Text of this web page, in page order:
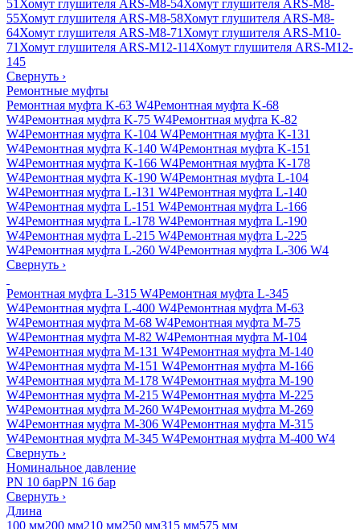
51 Хомут глушителя ARS-M8-54Хомут глушителя ARS-M8-
55Хомут глушителя ARS-M8-58Хомут глушителя ARS-M8-
64Хомут глушителя ARS-M8-71 Хомут глушителя ARS-M10-
71 Хомут глушителя ARS-M12-114Хомут глушителя ARS-M12-
145
Свернуть ›
Ремонтные муфты
Ремонтная муфта K-63 W4Ремонтная муфта K-68
W4Ремонтная муфта K-75 W4Ремонтная муфта K-82
W4Ремонтная муфта K-104 W4Ремонтная муфта K-131
W4Ремонтная муфта K-140 W4Ремонтная муфта K-151
W4Ремонтная муфта K-166 W4Ремонтная муфта K-178
W4Ремонтная муфта K-190 W4Ремонтная муфта L-104
W4Ремонтная муфта L-131 W4Ремонтная муфта L-140
W4Ремонтная муфта L-151 W4Ремонтная муфта L-166
W4Ремонтная муфта L-178 W4Ремонтная муфта L-190
W4Ремонтная муфта L-215 W4Ремонтная муфта L-225
W4Ремонтная муфта L-260 W4Ремонтная муфта L-306 W4
Свернуть ›
Ремонтная муфта L-315 W4Ремонтная муфта L-345
W4Ремонтная муфта L-400 W4Ремонтная муфта M-63
W4Ремонтная муфта M-68 W4Ремонтная муфта M-75
W4Ремонтная муфта M-82 W4Ремонтная муфта M-104
W4Ремонтная муфта M-131 W4Ремонтная муфта M-140
W4Ремонтная муфта M-151 W4Ремонтная муфта M-166
W4Ремонтная муфта M-178 W4Ремонтная муфта M-190
W4Ремонтная муфта M-215 W4Ремонтная муфта M-225
W4Ремонтная муфта M-260 W4Ремонтная муфта M-269
W4Ремонтная муфта M-306 W4Ремонтная муфта M-315
W4Ремонтная муфта M-345 W4Ремонтная муфта M-400 W4
Свернуть ›
Номинальное давление
PN 10 барPN 16 бар
Свернуть ›
Длина
100 мм200 мм210 мм250 мм315 мм575 мм